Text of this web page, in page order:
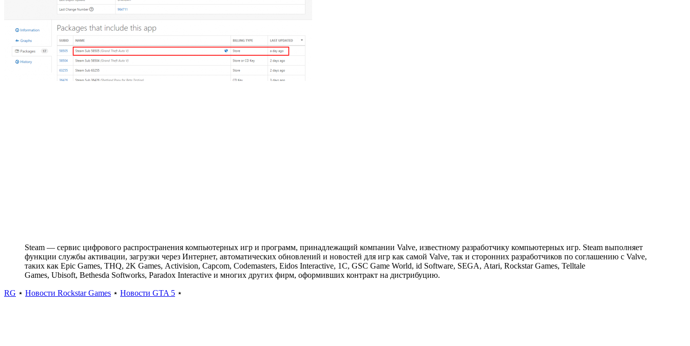
Steam — сервис цифрового распространения компьютерных игр и программ, принадлежащий компании Valve, известному разработчику компьютерных игр. Steam выполняет
функции службы активации, загрузки через Интернет, автоматических обновлений и новостей для игр как самой Valve, так и сторонних разработчиков по соглашению с Valve,
таких как Epic Games, THQ, 2K Games, Activision, Capcom, Codemasters, Eidos Interactive, 1С, GSC Game World, id Software, SEGA, Atari, Rockstar Games, Telltale
Games, Ubisoft, Bethesda Softworks, Paradox Interactive и многих других фирм, оформивших контракт на дистрибуцию.
RG ⋆ Новости Rockstar Games ⋆ Новости GTA 5 ⋆